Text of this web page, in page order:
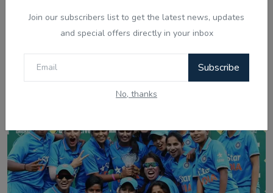
Join our subscribers list to get the latest news, updates
and special offers directly in your inbox
Subscribe
No, thanks
Jan 26, 2026
ਵਿਕਟਾਂ ਨਾ...